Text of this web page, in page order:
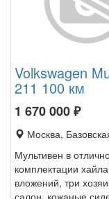
Volkswagen
211 100 км
1 670 000₽
Москва,
Мультивен в
комплектации
вложений, три
салон, кожаные